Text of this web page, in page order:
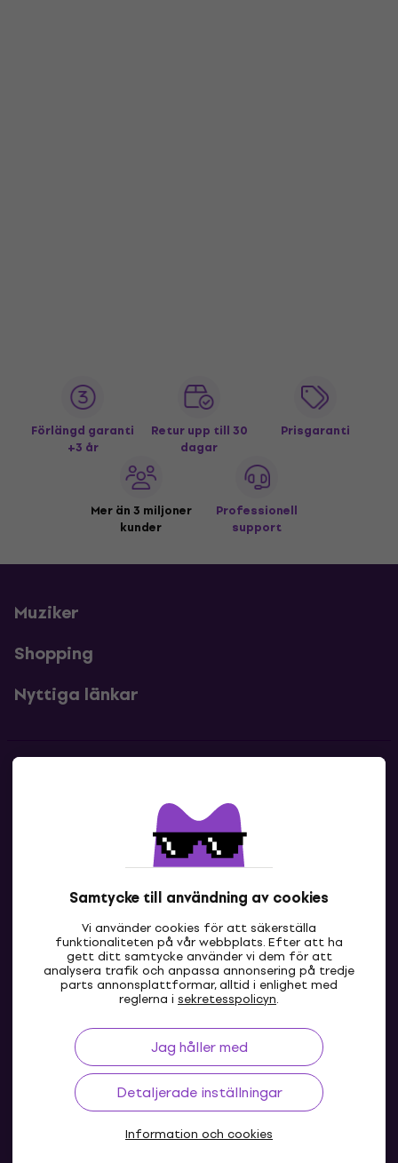
Samtycke till användning av cookies
Vi använder cookies för att säkerställa
funktionaliteten på vår webbplats. Efter att ha
gett ditt samtycke använder vi dem för att
analysera trafik och anpassa annonsering på tredje
parts annonsplattformar, alltid i enlighet med
reglerna i sekretesspolicyn.
Jag håller med
Detaljerade inställningar
Information och cookies
Förlängd garanti
+3 år
Retur upp till 30
dagar
Prisgaranti
Mer än 3 miljoner
kunder
Professionell
support
Muziker
Shopping
Nyttiga länkar
Kontakta oss
SE